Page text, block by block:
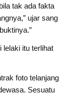
tak ada fakta
ujar sang
lelaki itu terlihat
foto telanjang
Sesuatu